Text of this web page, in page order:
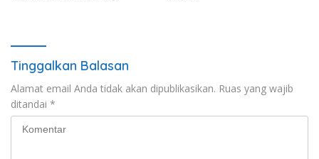
Tinggalkan Balasan
Alamat email Anda tidak akan dipublikasikan. Ruas yang wajib
ditandai *